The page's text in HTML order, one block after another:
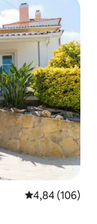
Průměrné
4,84 (106)